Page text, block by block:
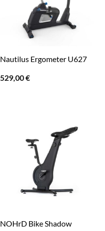
Nautilus Ergometer U627
529,00€
NOHrD Bike Shadow